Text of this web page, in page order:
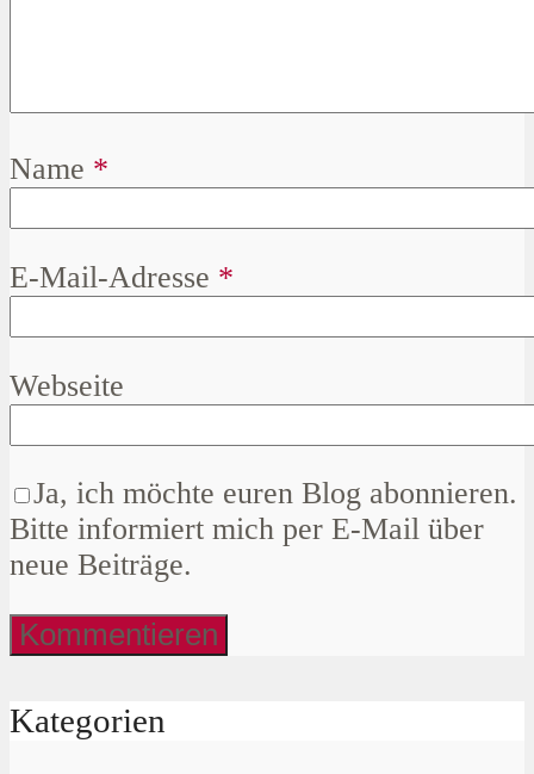
Name *
E-Mail-Adresse *
Webseite
Ja, ich möchte euren Blog abonnieren.
Bitte informiert mich per E-Mail über
neue Beiträge.
Kategorien